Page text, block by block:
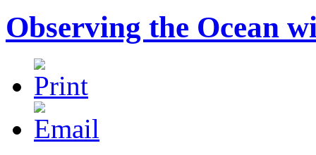
Observing the Ocean